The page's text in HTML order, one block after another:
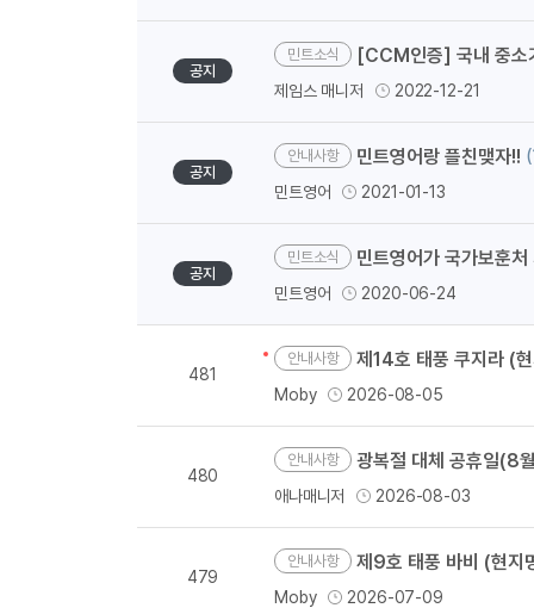
공지
민트소식 [CCM인증] 국내 중소
제임스 매니저 2022-12-21
공지
안내사항 민트영어랑 플친맺자!!
민트영어
2021-01-13
공지
민트소식 민트영어가 국가보훈
민트영어 2020-06-24
481
안내사항 제14호 태풍 쿠지라 (
Moby 2026-08-05
480
안내사항 광복절 대체 공휴일(8월
애나매니저 2026-08-03
479
안내사항 제9호 태풍 바비 (현
Moby 2026-07-09